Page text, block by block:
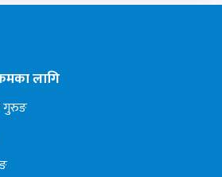
लागि
गुरुङ